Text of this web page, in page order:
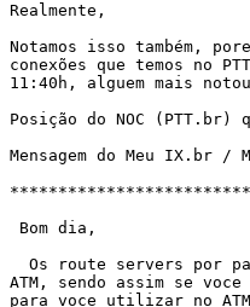
Realmente,
Notamos isso também,
conexões que temos no
11:40h, alguem mais
Posição do NOC (PTT.br)
Mensagem do Meu IX.br /
ATM, sendo assim se
para voce utilizar no